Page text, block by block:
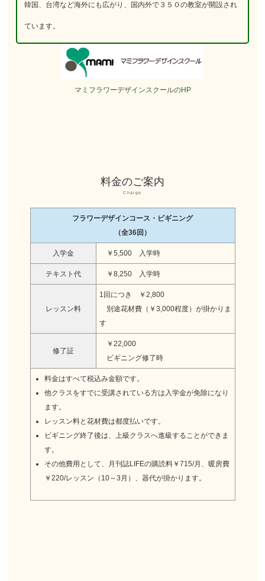
韓国、台湾など海外にも広がり、国内外で３５０の教室が開設され
ています。
マミフラワーデザインスクールのHP
料金のご案内
Charge
フラワーデザインコース・ビギニング
（全36回）
入学金 ￥5,500 入学時
テキスト代 ￥8,250 入学時
レッスン料
1回につき ￥2,800
別途花材費（￥3,000程度）が掛かりま
す
修了証
￥22,000
ビギニング修了時
料金はすべて税込み金額です。
他クラスをすでに受講されている方は入学金が免除になり
ます。
レッスン料と花材費は都度払いです。
ビギニング終了後は、上級クラスへ進級することができま
す。
その他費用として、月刊誌LIFEの購読料￥715/月、暖房費
￥220/レッスン（10～3月）、器代が掛かります。